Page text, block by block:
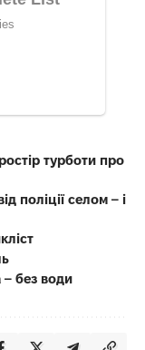
турботи про
поліції селом – і
– без води